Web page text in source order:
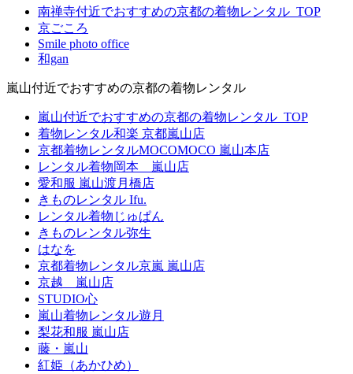
南禅寺付近でおすすめの京都の着物レンタル_TOP
京ごころ
Smile photo office
和gan
嵐山付近でおすすめの京都の着物レンタル
嵐山付近でおすすめの京都の着物レンタル_TOP
着物レンタル和楽 京都嵐山店
京都着物レンタルMOCOMOCO 嵐山本店
レンタル着物岡本 嵐山店
愛和服 嵐山渡月橋店
きものレンタル Ifu.
レンタル着物じゅぱん
きものレンタル弥生
はなを
京都着物レンタル京嵐 嵐山店
京越 嵐山店
STUDIO心
嵐山着物レンタル遊月
梨花和服 嵐山店
藤・嵐山
紅姫（あかひめ）